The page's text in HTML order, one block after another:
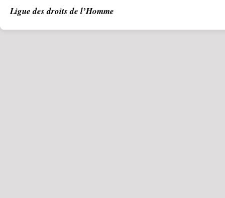
Ligue des droits de l’Homme